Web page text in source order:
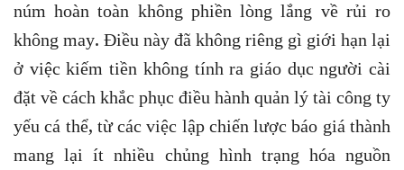
núm hoàn toàn không phiền lòng lắng về rủi ro
không may. Điều này đã không riêng gì giới hạn lại
ở việc kiếm tiền không tính ra giáo dục người cài
đặt về cách khắc phục điều hành quản lý tài công ty
yếu cá thể, từ các việc lập chiến lược báo giá thành
mang lại ít nhiều chủng hình trạng hóa nguồn